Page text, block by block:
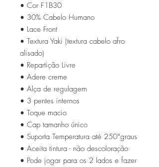
• Cor F1B30
• 30% Cabelo Humano
• Lace Front
• Textura Yaki (textura cabelo afro
alisado)
• Repartição Livre
• Adere creme
• Alça de regulagem
• 3 pentes internos
• Toque macio
• Cap tamanho único
• Suporta Temperatura até 250°graus
• Aceita tintura - não descoloração
• Pode jogar para os 2 lados e fazer